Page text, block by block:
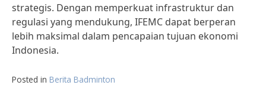
strategis. Dengan memperkuat infrastruktur dan
regulasi yang mendukung, IFEMC dapat berperan
lebih maksimal dalam pencapaian tujuan ekonomi
Indonesia.
Posted in Berita Badminton